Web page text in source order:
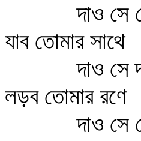
দাও সে
যাব তোমার সাথে
দাও সে
লড়ব তোমার রণে
দাও সে